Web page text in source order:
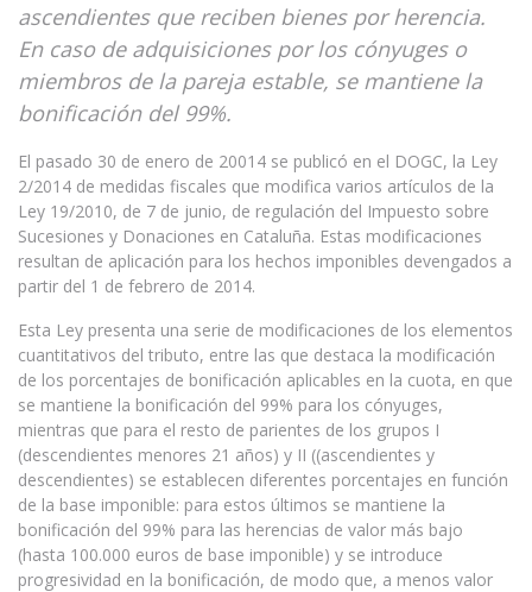
ascendientes que reciben bienes por herencia.
En caso de adquisiciones por los cónyuges o
miembros de la pareja estable, se mantiene la
bonificación del 99%.
El pasado 30 de enero de 20014 se publicó en el DOGC, la Ley
2/2014 de medidas fiscales que modifica varios artículos de la
Ley 19/2010, de 7 de junio, de regulación del Impuesto sobre
Sucesiones y Donaciones en Cataluña. Estas modificaciones
resultan de aplicación para los hechos imponibles devengados a
partir del 1 de febrero de 2014.
Esta Ley presenta una serie de modificaciones de los elementos
cuantitativos del tributo, entre las que destaca la modificación
de los porcentajes de bonificación aplicables en la cuota, en que
se mantiene la bonificación del 99% para los cónyuges,
mientras que para el resto de parientes de los grupos I
(descendientes menores 21 años) y II ((ascendientes y
descendientes) se establecen diferentes porcentajes en función
de la base imponible: para estos últimos se mantiene la
bonificación del 99% para las herencias de valor más bajo
(hasta 100.000 euros de base imponible) y se introduce
progresividad en la bonificación, de modo que, a menos valor